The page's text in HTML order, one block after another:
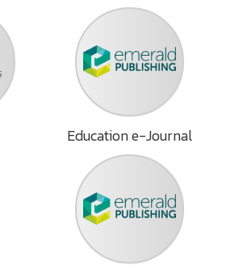
Education e-Journal